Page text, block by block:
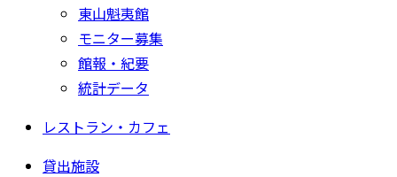
東山魁夷館
モニター募集
館報・紀要
統計データ
レストラン・カフェ
貸出施設